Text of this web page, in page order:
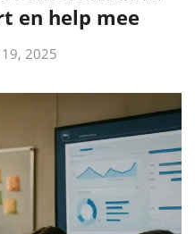
en help mee
2025